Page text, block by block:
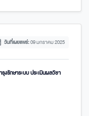
วันที่เผยแพร่:09 มกราคม 2025
รักษาระบบ ประเมินผลวิชา